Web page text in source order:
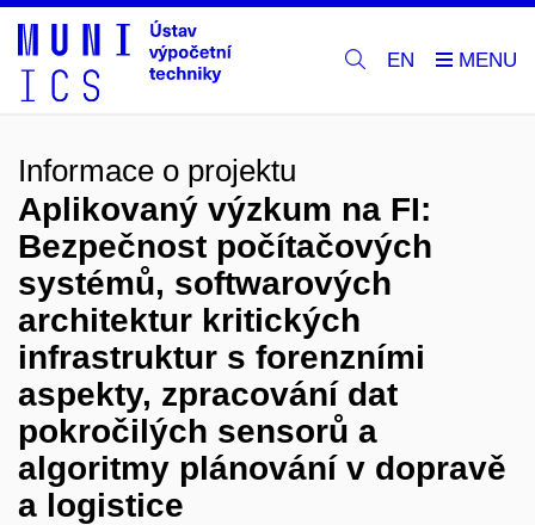
EN
Informace o projektu
Aplikovaný výzkum na FI:
Bezpečnost počítačových
systémů, softwarových
architektur kritických
infrastruktur s forenzními
aspekty, zpracování dat
pokročilých sensorů a
algoritmy plánování v dopravě
a logistice